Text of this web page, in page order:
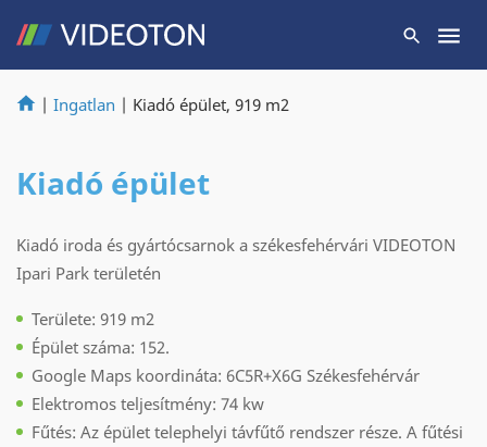
| Ingatlan | Kiadó épület, 919 m2
Kiadó épület
Kiadó iroda és gyártócsarnok a székesfehérvári VIDEOTON
Ipari Park területén
Területe: 919 m2
Épület száma: 152.
Google Maps koordináta: 6C5R+X6G Székesfehérvár
Elektromos teljesítmény: 74 kw
Fűtés: Az épület telephelyi távfűtő rendszer része. A fűtési